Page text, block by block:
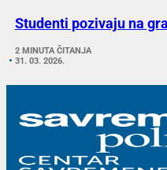
Studenti pozivaju na
2 MINUTA ČITANJA
31. 03. 2026.